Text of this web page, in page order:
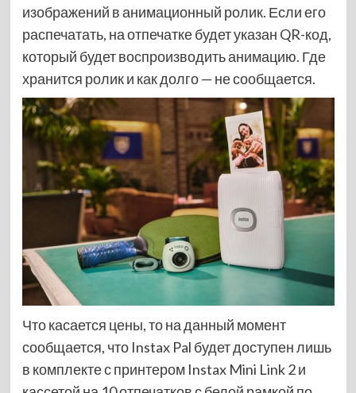
изображений в анимационный ролик. Если его
распечатать, на отпечатке будет указан QR-код,
который будет воспроизводить анимацию. Где
хранится ролик и как долго — не сообщается.
Что касается цены, то на данный момент
сообщается, что Instax Pal будет доступен лишь
в комплекте с принтером Instax Mini Link 2 и